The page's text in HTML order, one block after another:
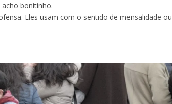
acho bonitinho.
Eles usam com o sentido de mensalidade ou